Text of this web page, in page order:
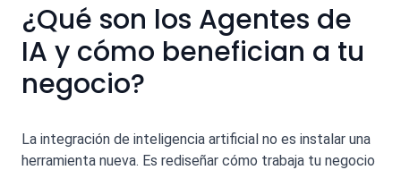
¿Qué son los Agentes de
IA y cómo benefician a tu
negocio?
La integración de inteligencia artificial no es instalar una
herramienta nueva. Es rediseñar cómo trabaja tu negocio